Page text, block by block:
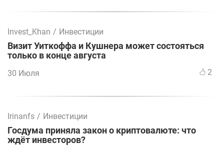
Invest_Khan / Инвестиции
Визит Уиткоффа и Кушнера может состояться
только в конце августа
30 Июля 2
Irinanfs / Инвестиции
Госдума приняла закон о криптовалюте: что
ждёт инвесторов?